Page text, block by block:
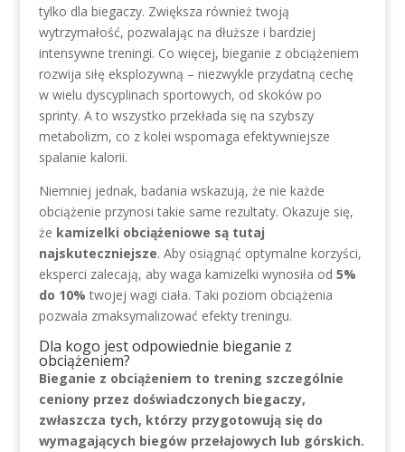
tylko dla biegaczy. Zwiększa również twoją
wytrzymałość, pozwalając na dłuższe i bardziej
intensywne treningi. Co więcej, bieganie z obciążeniem
rozwija siłę eksplozywną – niezwykle przydatną cechę
w wielu dyscyplinach sportowych, od skoków po
sprinty. A to wszystko przekłada się na szybszy
metabolizm, co z kolei wspomaga efektywniejsze
spalanie kalorii.
Niemniej jednak, badania wskazują, że nie każde
obciążenie przynosi takie same rezultaty. Okazuje się,
że kamizelki obciążeniowe są tutaj
najskuteczniejsze. Aby osiągnąć optymalne korzyści,
eksperci zalecają, aby waga kamizelki wynosiła od 5%
do 10% twojej wagi ciała. Taki poziom obciążenia
pozwala zmaksymalizować efekty treningu.
Dla kogo jest odpowiednie bieganie z
obciążeniem?
Bieganie z obciążeniem to trening szczególnie
ceniony przez doświadczonych biegaczy,
zwłaszcza tych, którzy przygotowują się do
wymagających biegów przełajowych lub górskich.